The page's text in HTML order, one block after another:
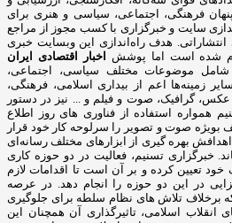
فرهنگی، اجتماعی، سیاسی و هنری برای
سایت و خبرگزاری با کسب مجوز از مراجع
انتشاراتی. هدف راه‌اندازی این وبسایت خبری
شده است اما پوشش اخبار اقتصادی ایران
موضوعات مختلف سیاسی، اجتماعی،
زمینه‌ها اعم از بیداری اسلامی، فرهنگی،
عکس، گرافیک، صوت و فیلم و ... نیز در دستور
همواره استفاده از فناوری های روز اطلاع
بویژه صوت و تصویر را سرلوحه کار خود قرار
بهره گیری از ابزارهای مختلف رسانه‌ای
خبرگزاری تسنیم، فعالیت در دو حوزه کاری
تعیین کرده و بر آن است تا اقدامات لازم
در این دو حوزه را انجام دهد. در عرصه
برخلاف تلاش های نظام سلطه برای جلوگیری
انقلاب اسلامی، تاثیرگذاری آن همچنان این